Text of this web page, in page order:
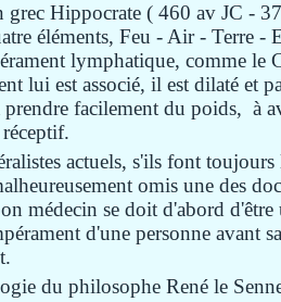
grec Hippocrate ( 460 av JC -
éléments, Feu - Air - Terre -
lymphatique, comme le
lui est associé, il est dilaté et
prendre facilement du poids, à
actuels, s'ils font toujours
omis une des
médecin se doit d'abord
d'une personne avant
du philosophe René le